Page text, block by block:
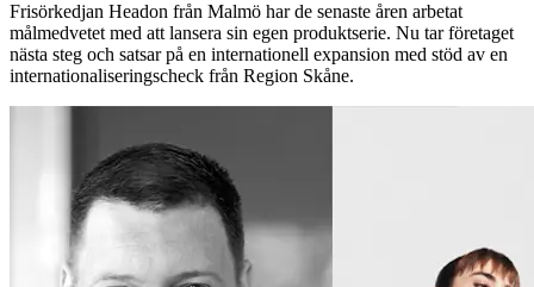
Frisörkedjan Headon från Malmö har de senaste åren arbetat
målmedvetet med att lansera sin egen produktserie. Nu tar företaget
nästa steg och satsar på en internationell expansion med stöd av en
internationaliseringscheck från Region Skåne.